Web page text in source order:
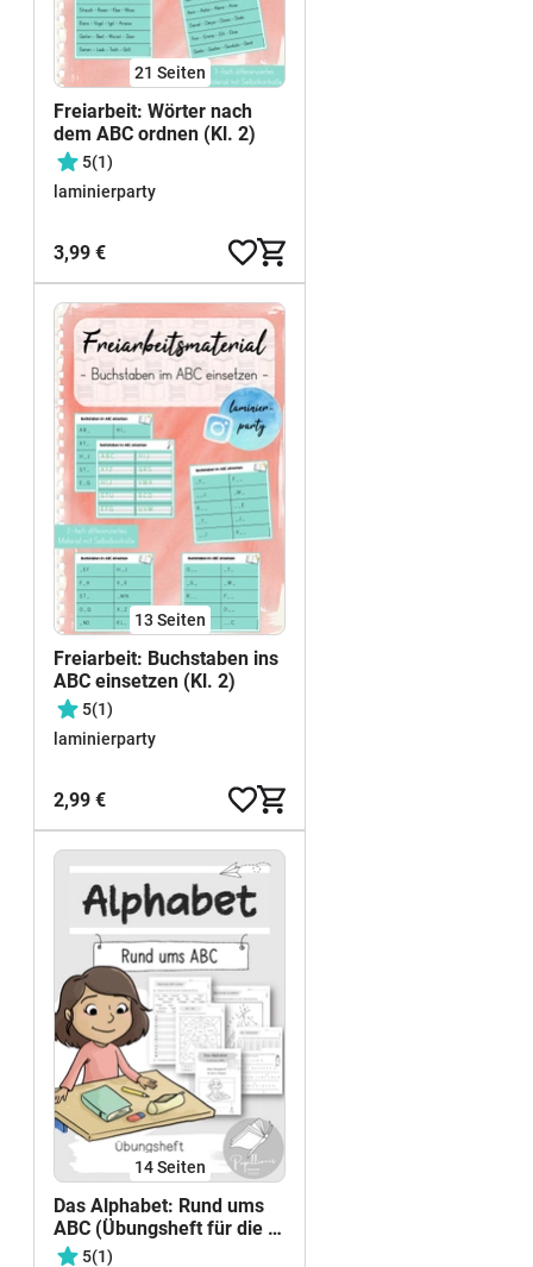
21 Seiten
Freiarbeit: Wörter nach
dem ABC ordnen (Kl. 2)
5(1)
laminierparty
3,99 €
13 Seiten
Freiarbeit: Buchstaben ins
ABC einsetzen (Kl. 2)
5(1)
laminierparty
2,99 €
14Seiten
Das Alphabet: Rund ums
ABC (Übungsheft für die 2.
Klasse)
5(1)